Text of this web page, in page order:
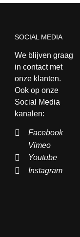
SOCIAL MEDIA
We blijven graag
in contact met
onze klanten.
Ook op onze
Social Media
kanalen:
Facebook
Vimeo
Youtube
Instagram